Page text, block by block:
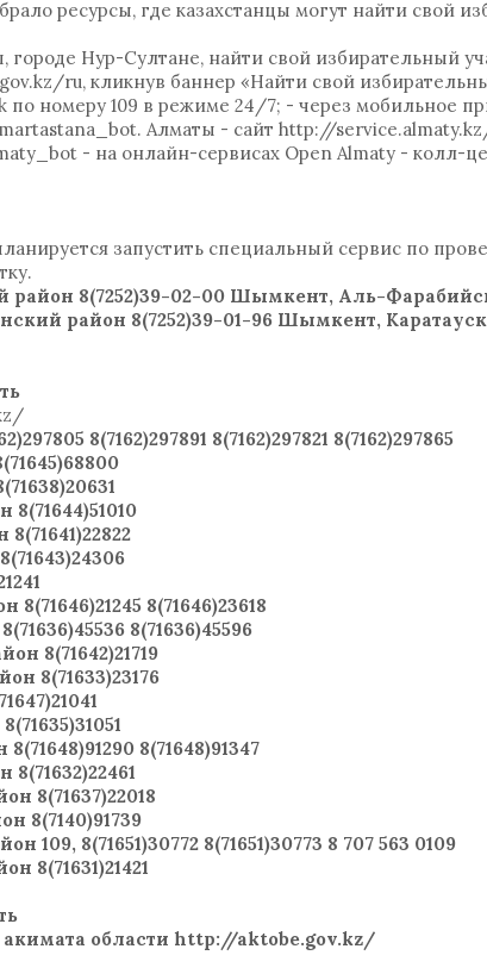
ресурсы, где казахстанцы могут найти свой
городе Нур-Султане, найти свой избирательный
ru, кликнув баннер «Найти свой
по номеру 109 в режиме 24/7; - через мобильное
Алматы - сайт http://
- на онлайн-сервисах Open Almaty - колл-
запустить специальный сервис по
8(7252)39-02-00 Шымкент, Аль-
район 8(7252)39-01-96 Шымкент,
8(7162)297891 8(7162)297821 8(7162)297865
8(71646)23618
8(71636)45596
8(71642)21719
8(71633)23176
8(71648)91347
8(71637)22018
8(7140)91739
109, 8(71651)30772 8(71651)30773 8 707 563 0109
8(71631)21421
области http://aktobe.gov.kz/